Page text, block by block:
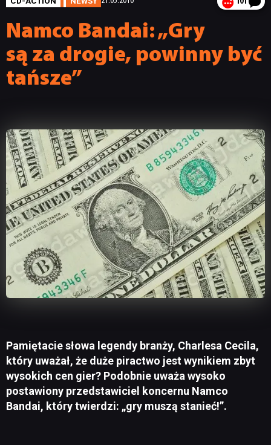
Namco Bandai: „Gry
są za drogie, powinny być
tańsze”
Pamiętacie słowa legendy branży, Charlesa Cecila,
który uważał, że duże piractwo jest wynikiem zbyt
wysokich cen gier? Podobnie uważa wysoko
postawiony przedstawiciel koncernu Namco
Bandai, który twierdzi: „gry muszą stanieć!”.